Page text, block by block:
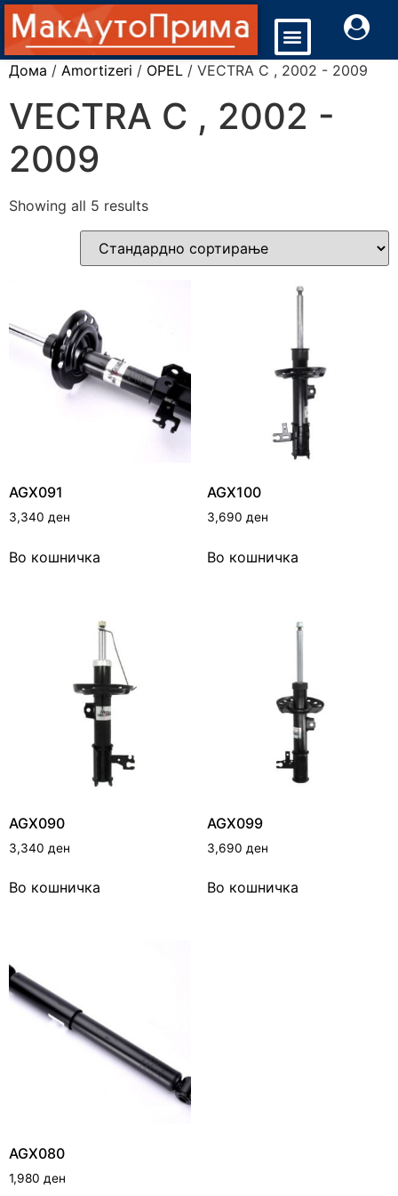
Дома / Amortizeri / OPEL / VECTRA C , 2002 - 2009
VECTRA C , 2002 -
2009
Showing all 5 results
AGX091
3,340 ден
Во кошничка
AGX100
3,690 ден
Во кошничка
AGX090
3,340 ден
Во кошничка
AGX099
3,690 ден
Во кошничка
AGX080
1,980 ден